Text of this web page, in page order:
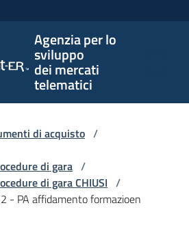
Agenzia per lo
sviluppo
dei mercati
telematici
lo
di acquisto /
di gara /
di gara CHIUSI /
- PA affidamento formazioen